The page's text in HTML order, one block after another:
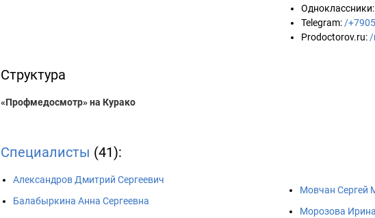
Одноклассники:
Telegram: /
Prodoctorov.ru: /
Структура
«Профмедосмотр» на Курако
Специалисты (41):
Александров Дмитрий Сергеевич
Балабыркина Анна Сергеевна
Мовчан Сергей
Морозова